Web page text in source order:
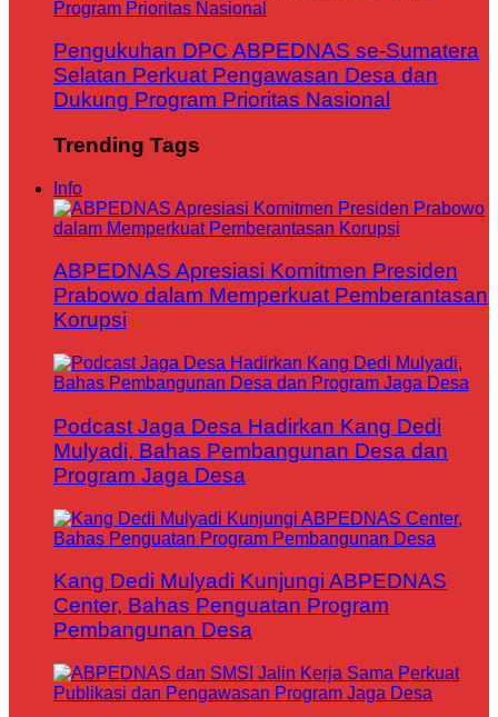
Pengukuhan DPC ABPEDNAS se-Sumatera
Selatan Perkuat Pengawasan Desa dan
Dukung Program Prioritas Nasional
Trending Tags
Info
ABPEDNAS Apresiasi Komitmen Presiden
Prabowo dalam Memperkuat Pemberantasan
Korupsi
Podcast Jaga Desa Hadirkan Kang Dedi
Mulyadi, Bahas Pembangunan Desa dan
Program Jaga Desa
Kang Dedi Mulyadi Kunjungi ABPEDNAS
Center, Bahas Penguatan Program
Pembangunan Desa